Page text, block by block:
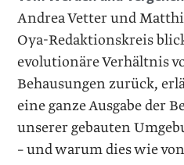
Andrea Vetter und
Oya-Redaktionskreis
evolutionäre Verhältnis
Behausungen zurück,
eine ganze Ausgabe der
unserer gebauten
– und warum dies wie von